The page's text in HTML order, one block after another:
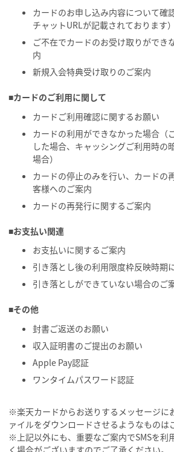
カードのお申し込み内容について確
チャットURLが記載されております）
ご不在でカードのお受け取りができ
内
新規入会特典受け取りのご案内
■カードのご利用に関して
カードご利用確認に関するお願い
カードの利用ができなかった場合（
した場合、キャッシングご利用時の
場合）
カードの停止のみを行い、カードの
客様へのご案内
カードの再発行に関するご案内
■お支払い関連
お支払いに関するご案内
引き落とし後の利用限度枠反映時期
引き落としができていない場合のご
■その他
封書ご返送のお願い
収入証明書のご提出のお願い
Apple Pay認証
ワンタイムパスワード認証
※楽天カードからお送りするメッセージに
ァイルをダウンロードさせるようなものは
※上記以外にも、重要なご案内でSMSを利
く場合がございますのでご了承ください。